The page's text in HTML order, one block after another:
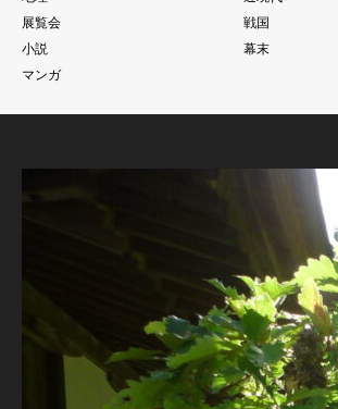
展覧会
戦国
小説
幕末
マンガ